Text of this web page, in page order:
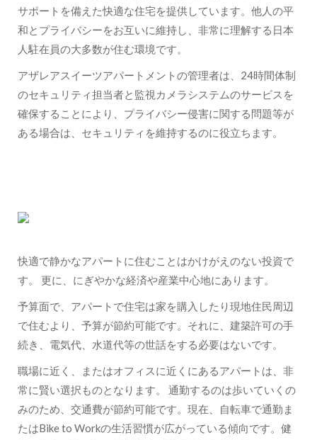
サポートを備えた快適な住宅を提供しています。他人の平
和とプライバシーをお互いに維持し、非常に理解する日本
人駐在員の大多数が住む環境です。
アザレアスイーツアパートメントの管理者は、24時間体制
のセキュリティ担当者と監視カメラシステムのサービスを
確保することにより、プライバシー侵害に関する問題等が
ある場合は、セキュリティを維持するのに役立ちます。
快適で静かなアパートに住むことはかけがえのない投資で
す。 更に、にぎやかな経済や産業中心地にあります。
予算面で、アパートで住宅は家を購入したり現地住民周辺
で住むより、予算が節約可能です。それに、建築許可の手
続き、電気代、水道代等の世話をする必要はないです。
職場に近く、またはオフィスに近くにあるアパートは、非
常に賢い選択ものとなります。 通勤するのは歩いていくの
みのため、交通費が節約可能です。現在、自転車で通勤ま
たはBike to Workの生活習慣が広がっている傾向です。健